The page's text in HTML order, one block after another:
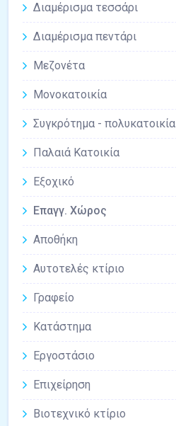
Διαμέρισμα τεσσάρι
Διαμέρισμα πεντάρι
Μεζονέτα
Μονοκατοικία
Συγκρότημα - πολυκατοικία
Παλαιά Κατοικία
Εξοχικό
Επαγγ. Χώρος
Αποθήκη
Αυτοτελές κτίριο
Γραφείο
Κατάστημα
Εργοστάσιο
Επιχείρηση
Βιοτεχνικό κτίριο